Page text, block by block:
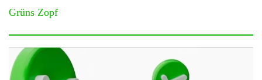
Grüns Zopf